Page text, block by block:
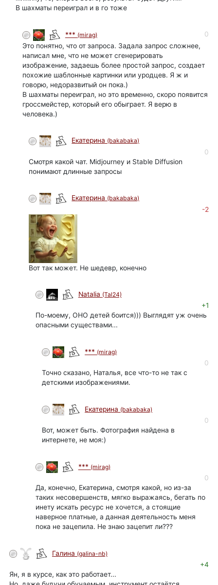
В шахматы переиграл и в го тоже
*** (mirag)
0
Это понятно, что от запроса. Задала запрос сложнее,
написал мне, что не может сгенерировать
изображение, задаешь более простой запрос, создает
похожие шаблонные картинки или уродцев. Я ж и
говорю, недоразвитый он пока.)
В шахматы переиграл, но это временно, скоро появится
гроссмейстер, который его обыграет. Я верю в
человека.)
Екатерина (bakabaka)
0
Смотря какой чат. Midjourney и Stable Diffusion
понимают длинные запросы
Екатерина (bakabaka)
-2
Вот так может. Не шедевр, конечно
Natalia (Tal24)
+1
По-моему, ОНО детей боится))) Выглядят уж очень
опасными существами...
*** (mirag)
0
Точно сказано, Наталья, все что-то не так с
детскими изображениями.
Екатерина (bakabaka)
0
Вот, может быть. Фотография найдена в
интернете, не моя:)
*** (mirag)
0
Да, конечно, Екатерина, смотря какой, но из-за
таких несовершенств, мягко выражаясь, бегать по
инету искать ресурс не хочется, а стоящие
наверное платные, а данная деятельность меня
пока не зацепила. Не знаю зацепит ли???
Галина (galina-nb)
+4
Ян, я в курсе, как это работает...